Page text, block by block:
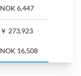
NOK 6,447
￥ 273,923
NOK 16,508